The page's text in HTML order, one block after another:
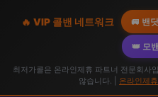
🔥 VIP 콜밴 네트워크 🚐 밴
👑 모
최저가콜은 온라인제휴 파트너 전문회사
않습니다. | 온라인제